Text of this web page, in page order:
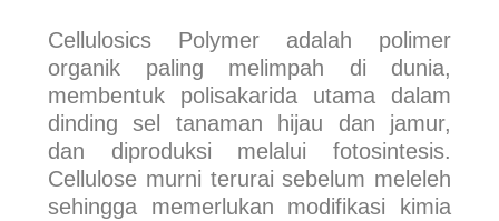
Cellulosics Polymer adalah polimer
organik paling melimpah di dunia,
membentuk polisakarida utama dalam
dinding sel tanaman hijau dan jamur,
dan diproduksi melalui fotosintesis.
Cellulose murni terurai sebelum meleleh
sehingga memerlukan modifikasi kimia